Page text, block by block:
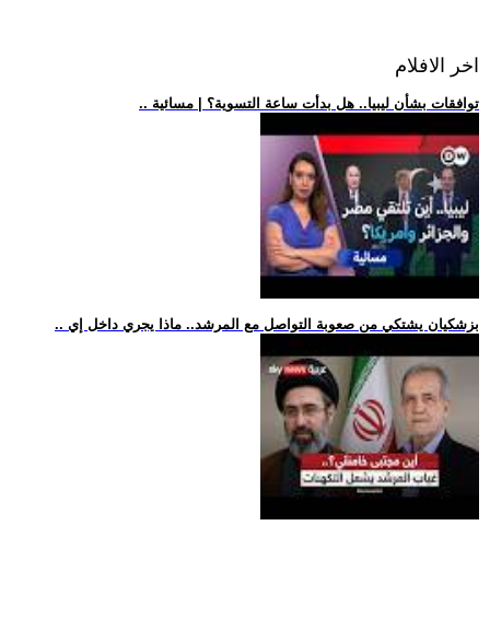
اخر الافلام
.. توافقات بشأن ليبيا.. هل بدأت ساعة التسوية؟ | مسائية
.. بزشكيان يشتكي من صعوبة التواصل مع المرشد.. ماذا يجري داخل إي